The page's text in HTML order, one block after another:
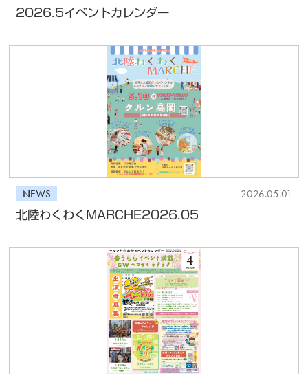
2026.5イベントカレンダー
NEWS 2026.05.01
北陸わくわくMARCHE2026.05